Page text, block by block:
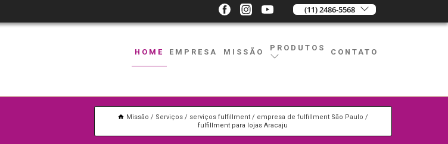
(11) 2486-5568
HOME EMPRESA MISSÃO PRODUTOS CONTATO
Missão Serviços serviços fulfillment
empresa de fulfillment São Paulo
fulfillment para lojas Aracaju